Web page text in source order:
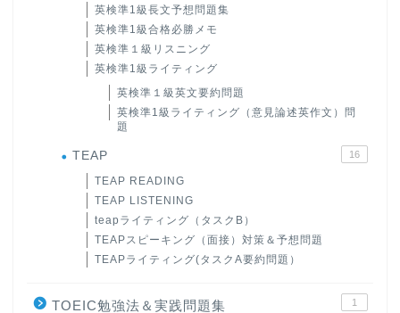
英検準1級長文予想問題集
英検準1級合格必勝メモ
英検準１級リスニング
英検準1級ライティング
英検準１級英文要約問題
英検準1級ライティング（意見論述英作文）問
題
TEAP 16
TEAP READING
TEAP LISTENING
teapライティング（タスクB）
TEAPスピーキング（面接）対策＆予想問題
TEAPライティング(タスクA要約問題）
TOEIC勉強法＆実践問題集 1